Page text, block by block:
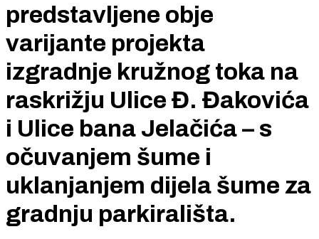
predstavljene obje
varijante projekta
izgradnje kružnog toka na
raskrižju Ulice Đ. Đakovića
i Ulice bana Jelačića – s
očuvanjem šume i
uklanjanjem dijela šume za
gradnju parkirališta.